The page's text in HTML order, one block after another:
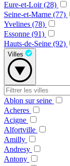
Eure-et-Loir (28)
Seine-et-Marne (77)
Yvelines (78)
Essonne (91)
Hauts-de-Seine (92)
Villes
Ablon sur seine
Acheres
Acigne
Alfortville
Amilly
Andresy
Antony